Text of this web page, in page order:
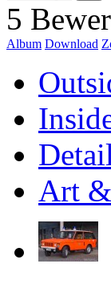
5
Album Download
Art